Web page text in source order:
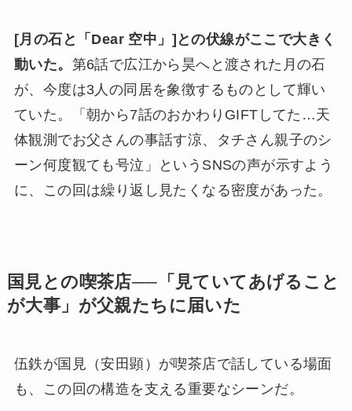
[月の石と「Dear 空中」]との伏線がここで大きく
動いた。 第6話で広江から昊へと渡された月の石
が、今度は3人の同居を象徴するものとして輝い
ていた。「朝から7話のおかわりGIFTしてた…天
体観測でお父さんの事話す涼、タチさん親子のシ
ーン何度観ても号泣」というSNSの声が示すよう
に、この回は繰り返し見たくなる密度があった。
国見との喫茶店──「見ていてあげること
が大事」が父親たちに届いた
伍鉄が国見（安田顕）が喫茶店で話している場面
も、この回の構造を支える重要なシーンだ。